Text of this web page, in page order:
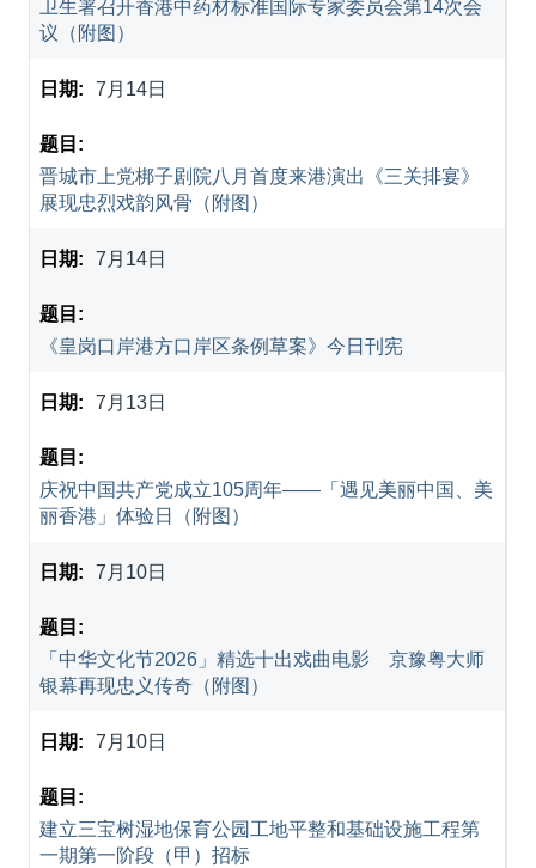
卫生署召开香港中药材标准国际专家委员会第14次会
议（附图）
7月14日
晋城市上党梆子剧院八月首度来港演出《三关排宴》
展现忠烈戏韵风骨（附图）
7月14日
《皇岗口岸港方口岸区条例草案》今日刊宪
7月13日
庆祝中国共产党成立105周年——「遇见美丽中国、美
丽香港」体验日（附图）
7月10日
「中华文化节2026」精选十出戏曲电影 京豫粤大师
银幕再现忠义传奇（附图）
7月10日
建立三宝树湿地保育公园工地平整和基础设施工程第
一期第一阶段（甲）招标